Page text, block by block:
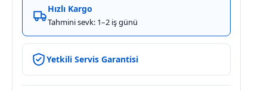
Hızlı Kargo
Tahmini sevk: 1–2 iş günü
Yetkili Servis Garantisi